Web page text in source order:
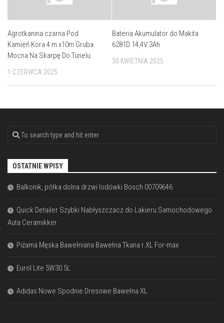
Agrotkanina czarna Pod
Kamień Kora 4 m x10m Gruba
Mocna Na Skarpę Do Tunelu
1 CZERWCA 2025
Bateria Akumulator do Makita
6281D 14,4V 3Ah
30 KWIETNIA 2025
OSTATNIE WPISY
Balkonik, półka dolna drzwi lodówki Bosch 00709646
Quick Detailer Szybki Nabłyszczacz do Lakieru Samochodowego
Auta Ceramikker
Piżama Męska Bawełniana Bawełna Tkana r.XL For-max
Eurol Lite 5W30 5L
Adidas Nowe Spodnie Dresowe Bawełna XL